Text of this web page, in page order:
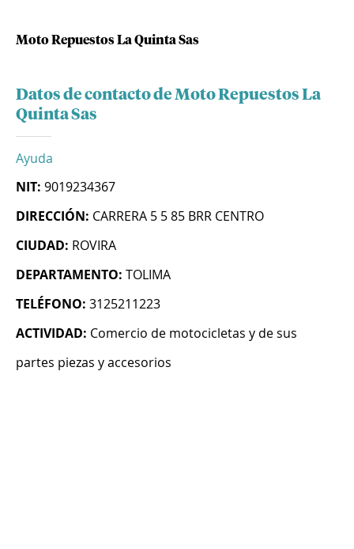
Moto Repuestos La Quinta Sas
Datos de contacto de Moto Repuestos La
Quinta Sas
Ayuda
NIT: 9019234367
DIRECCIÓN: CARRERA 5 5 85 BRR CENTRO
CIUDAD: ROVIRA
DEPARTAMENTO: TOLIMA
TELÉFONO: 3125211223
ACTIVIDAD: Comercio de motocicletas y de sus
partes piezas y accesorios